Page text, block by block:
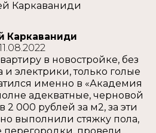
Каркаваниди
в новостройке, без
и электрики, только голые
именно в «Академия
адекватные, черновой
2 000 рублей за м2, за эти
выполнили стяжку пола,